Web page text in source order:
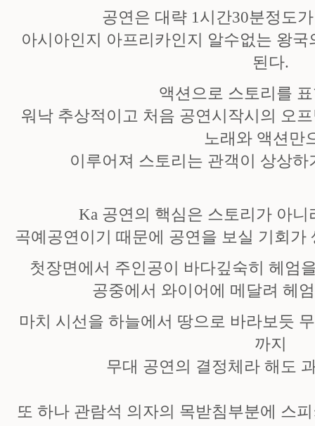
공연은 대략 1시간30분정도
아시아인지 아프리카인지 알수없는 왕
된다.
액션으로 스토리를
워낙 추상적이고 처음 공연시작시의 오
노래와 액션만
이루어져 스토리는 관객이 상상
Ka 공연의 핵심은 스토리가 아니
곡예공연이기 때문에 공연을 보실 기회
첫장면에서 주인공이 바다깊숙히 헤엄
공중에서 와이어에 메달려 헤
마치 시선을 하늘에서 땅으로 바라보듯
까지
무대 공연의 결정체라 해도
또 하나 관람석 의자의 목받침부분에 스